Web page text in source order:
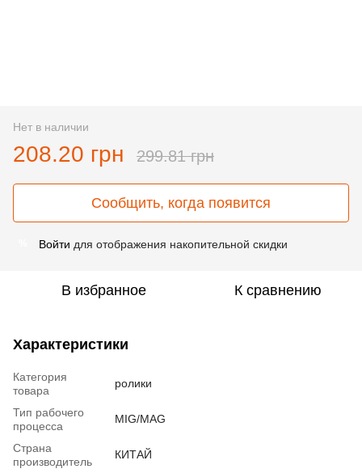
Нет в наличии
208.20 грн 299.81 грн
Сообщить, когда появится
Войти для отображения накопительной скидки
В избранное К сравнению
Характеристики
Категория
товара
ролики
Тип рабочего
процесса
MIG/MAG
Страна
производитель
КИТАЙ